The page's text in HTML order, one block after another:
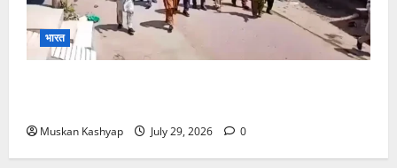
भारत
Muskan Kashyap July 29, 2026 0